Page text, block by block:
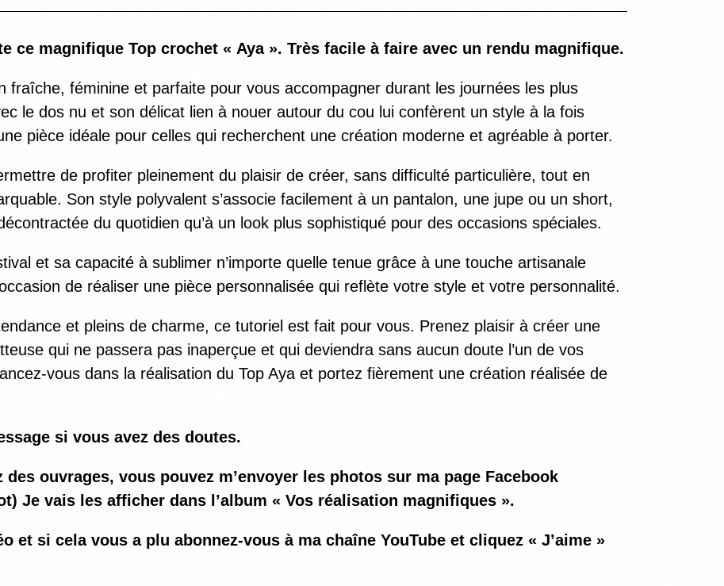
ce magnifique Top crochet « Aya ». Très facile à faire avec un rendu magnifique.
fraîche, féminine et parfaite pour vous accompagner durant les journées les plus
le dos nu et son délicat lien à nouer autour du cou lui confèrent un style à la fois
pièce idéale pour celles qui recherchent une création moderne et agréable à porter.
de profiter pleinement du plaisir de créer, sans difficulté particulière, tout en
Son style polyvalent s’associe facilement à un pantalon, une jupe ou un short,
du quotidien qu’à un look plus sophistiqué pour des occasions spéciales.
et sa capacité à sublimer n’importe quelle tenue grâce à une touche artisanale
de réaliser une pièce personnalisée qui reflète votre style et votre personnalité.
et pleins de charme, ce tutoriel est fait pour vous. Prenez plaisir à créer une
qui ne passera pas inaperçue et qui deviendra sans aucun doute l’un de vos
vous dans la réalisation du Top Aya et portez fièrement une création réalisée de
si vous avez des doutes.
ouvrages, vous pouvez m’envoyer les photos sur ma page Facebook
) Je vais les afficher dans l’album « Vos réalisation magnifiques ».
et si cela vous a plu abonnez-vous à ma chaîne YouTube et cliquez « J’aime »